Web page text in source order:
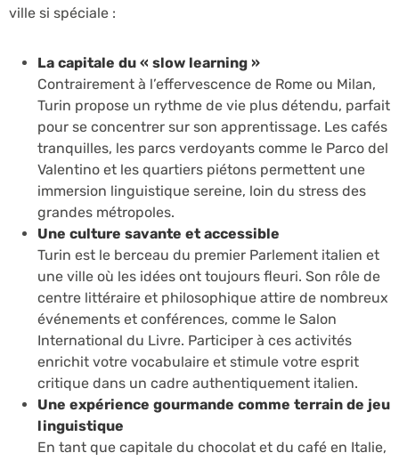
ville si spéciale :
La capitale du « slow learning »
Contrairement à l’effervescence de Rome ou Milan,
Turin propose un rythme de vie plus détendu, parfait
pour se concentrer sur son apprentissage. Les cafés
tranquilles, les parcs verdoyants comme le Parco del
Valentino et les quartiers piétons permettent une
immersion linguistique sereine, loin du stress des
grandes métropoles.
Une culture savante et accessible
Turin est le berceau du premier Parlement italien et
une ville où les idées ont toujours fleuri. Son rôle de
centre littéraire et philosophique attire de nombreux
événements et conférences, comme le Salon
International du Livre. Participer à ces activités
enrichit votre vocabulaire et stimule votre esprit
critique dans un cadre authentiquement italien.
Une expérience gourmande comme terrain de jeu
linguistique
En tant que capitale du chocolat et du café en Italie,